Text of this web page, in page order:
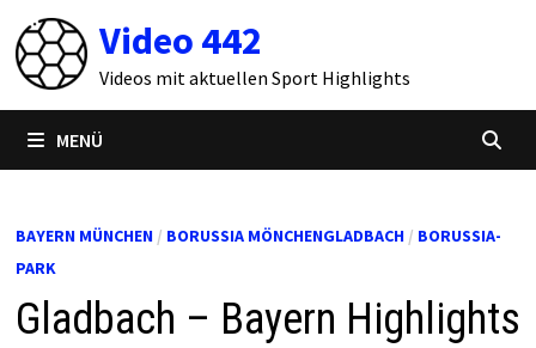
Zum
Inhalt
springen
Video 442
Videos mit aktuellen Sport Highlights
MENÜ
BAYERN MÜNCHEN/ BORUSSIA MÖNCHENGLADBACH/ BORUSSIA-
PARK
Gladbach – Bayern Highlights